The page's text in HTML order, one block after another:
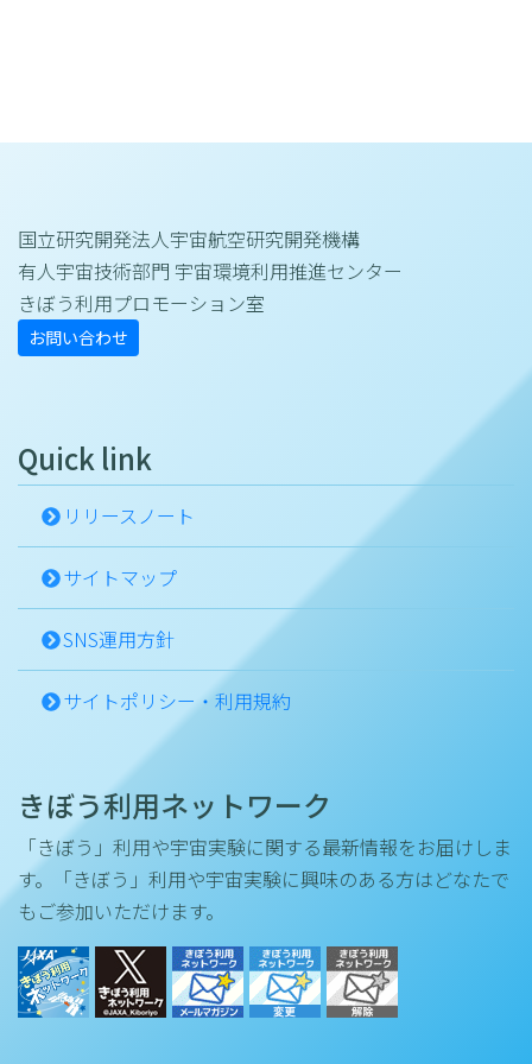
国立研究開発法人宇宙航空研究開発機構
有人宇宙技術部門 宇宙環境利用推進センター
きぼう利用プロモーション室
お問い合わせ
Quick link
リリースノート
サイトマップ
SNS運用方針
サイトポリシー・利用規約
きぼう利用ネットワーク
「きぼう」利用や宇宙実験に関する最新情報をお届けしま
す。「きぼう」利用や宇宙実験に興味のある方はどなたで
もご参加いただけます。